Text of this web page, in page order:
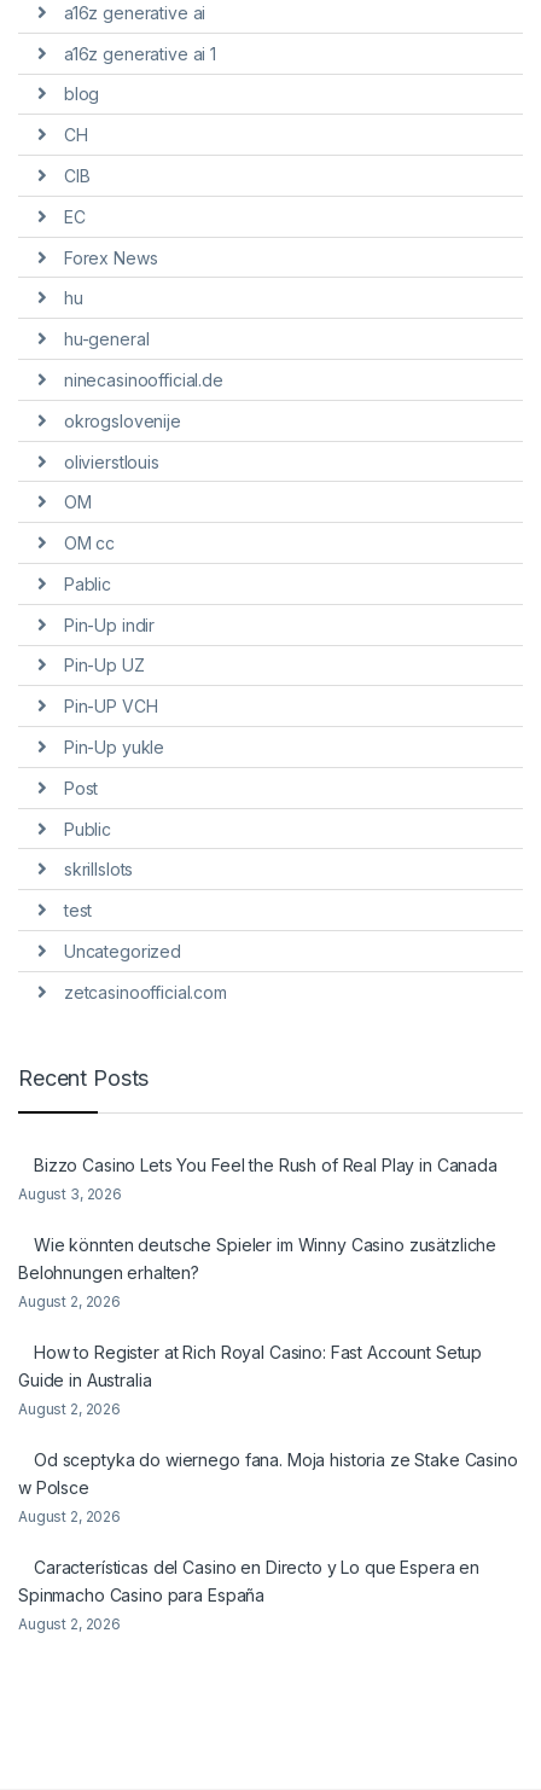
a16z generative ai
a16z generative ai 1
blog
CH
CIB
EC
Forex News
hu
hu-general
ninecasinoofficial.de
okrogslovenije
olivierstlouis
OM
OM cc
Pablic
Pin-Up indir
Pin-Up UZ
Pin-UP VCH
Pin-Up yukle
Post
Public
skrillslots
test
Uncategorized
zetcasinoofficial.com
Recent Posts
Bizzo Casino Lets You Feel the Rush of Real Play in Canada
August 3, 2026
Wie könnten deutsche Spieler im Winny Casino zusätzliche
Belohnungen erhalten?
August 2, 2026
How to Register at Rich Royal Casino: Fast Account Setup
Guide in Australia
August 2, 2026
Od sceptyka do wiernego fana. Moja historia ze Stake Casino
w Polsce
August 2, 2026
Características del Casino en Directo y Lo que Espera en
Spinmacho Casino para España
August 2, 2026